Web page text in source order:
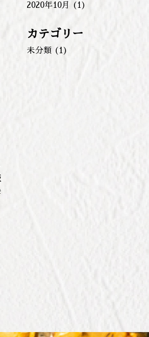
2020年10月 (1)
カテゴリー
未分類 (1)